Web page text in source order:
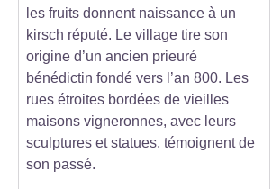
les fruits donnent naissance à un
kirsch réputé. Le village tire son
origine d’un ancien prieuré
bénédictin fondé vers l’an 800. Les
rues étroites bordées de vieilles
maisons vigneronnes, avec leurs
sculptures et statues, témoignent de
son passé.